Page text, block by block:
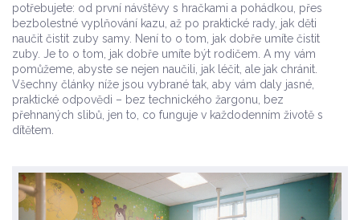
potřebujete: od první návštěvy s hračkami a pohádkou, přes
bezbolestné vyplňování kazu, až po praktické rady, jak děti
naučit čistit zuby samy. Není to o tom, jak dobře umíte čistit
zuby. Je to o tom, jak dobře umíte být rodičem. A my vám
pomůžeme, abyste se nejen naučili, jak léčit, ale jak chránit.
Všechny články níže jsou vybrané tak, aby vám daly jasné,
praktické odpovědi – bez technického žargonu, bez
přehnaných slibů, jen to, co funguje v každodenním životě s
dítětem.